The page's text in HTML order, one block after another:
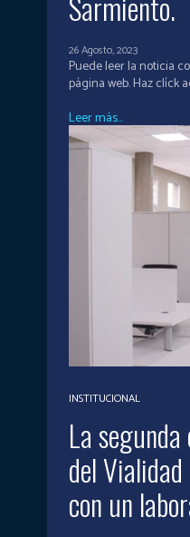
26 Agosto, 2023
Puede leer la noticia
página web.
Leer más...
INSTITUCIONAL
La
del
con un